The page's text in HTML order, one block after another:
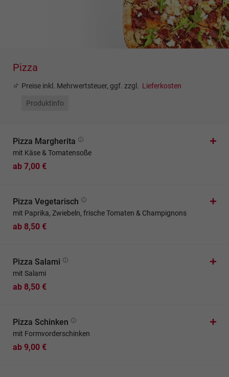
Pizza
Preise inkl. Mehrwertsteuer, ggf. zzgl. Lieferkosten
Produktinfo
Pizza Margherita
mit Käse & Tomatensoße
ab 7,00 €
Pizza Vegetarisch
mit Paprika, Zwiebeln, frische Tomaten & Champignons
ab 8,50 €
Pizza Salami
mit Salami
ab 8,50 €
Pizza Schinken
mit Formvorderschinken
ab 9,00 €